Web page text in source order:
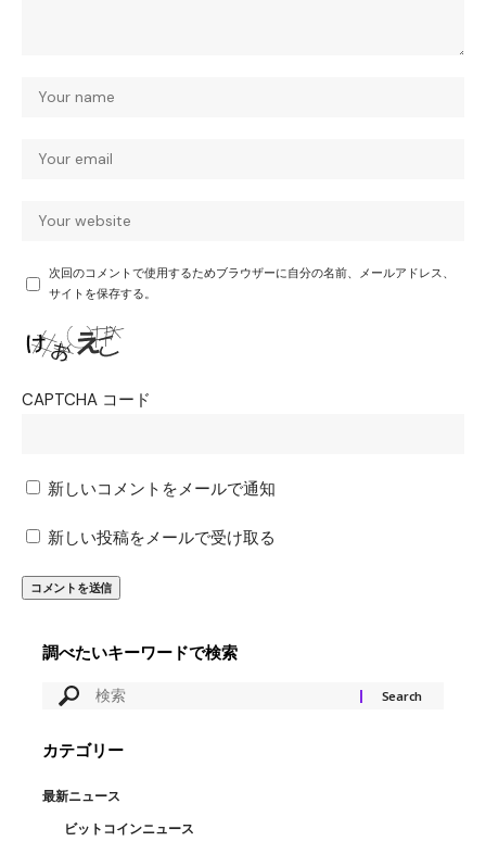
次回のコメントで使用するためブラウザーに自分の名前、メールアドレス、
サイトを保存する。
CAPTCHA コード
新しいコメントをメールで通知
新しい投稿をメールで受け取る
調べたいキーワードで検索
カテゴリー
最新ニュース
ビットコインニュース